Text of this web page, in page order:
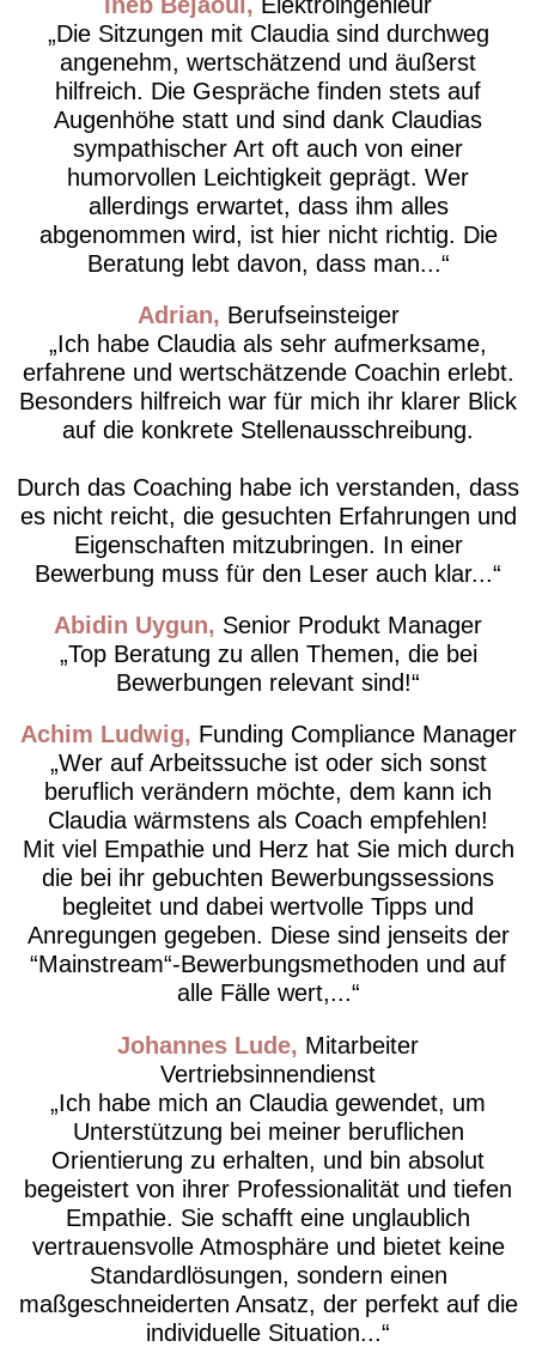
Die Sitzungen mit Claudia sind durchweg
angenehm, wertschätzend und äußerst
hilfreich. Die Gespräche finden stets auf
Augenhöhe statt und sind dank Claudias
sympathischer Art oft auch von einer
humorvollen Leichtigkeit geprägt. Wer
allerdings erwartet, dass ihm alles
abgenommen wird, ist hier nicht richtig. Die
Beratung lebt davon, dass man...
Adrian
Berufseinsteiger
Ich habe Claudia als sehr aufmerksame,
erfahrene und wertschätzende Coachin erlebt.
Besonders hilfreich war für mich ihr klarer Blick
auf die konkrete Stellenausschreibung.
Durch das Coaching habe ich verstanden, dass
es nicht reicht, die gesuchten Erfahrungen und
Eigenschaften mitzubringen. In einer
Bewerbung muss für den Leser auch klar...
Abidin Uygun
Senior Produkt Manager
Top Beratung zu allen Themen, die bei
Bewerbungen relevant sind!
Achim Ludwig
Funding Compliance Manager
Wer auf Arbeitssuche ist oder sich sonst
beruflich verändern möchte, dem kann ich
Claudia wärmstens als Coach empfehlen!
Mit viel Empathie und Herz hat Sie mich durch
die bei ihr gebuchten Bewerbungssessions
begleitet und dabei wertvolle Tipps und
Anregungen gegeben. Diese sind jenseits der
“Mainstream“-Bewerbungsmethoden und auf
alle Fälle wert,...
Johannes Lude Mitarbeiter
Vertriebsinnendienst
​Ich habe mich an Claudia gewendet, um
Unterstützung bei meiner beruflichen
Orientierung zu erhalten, und bin absolut
begeistert von ihrer Professionalität und tiefen
Empathie. Sie schafft eine unglaublich
vertrauensvolle Atmosphäre und bietet keine
Standardlösungen, sondern einen
maßgeschneiderten Ansatz, der perfekt auf die
individuelle Situation...